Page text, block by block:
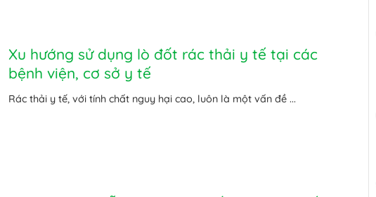
Xu hướng sử dụng lò đốt rác thải y tế tại các
bệnh viện, cơ sở y tế
Rác thải y tế, với tính chất nguy hại cao, luôn là một vấn đề ...